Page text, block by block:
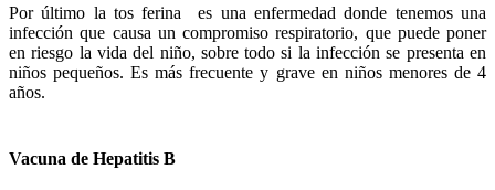
Por último la tos ferina es una enfermedad donde tenemos una
infección que causa un compromiso respiratorio, que puede poner
en riesgo la vida del niño, sobre todo si la infección se presenta en
niños pequeños. Es más frecuente y grave en niños menores de 4
años.
Vacuna de Hepatitis B